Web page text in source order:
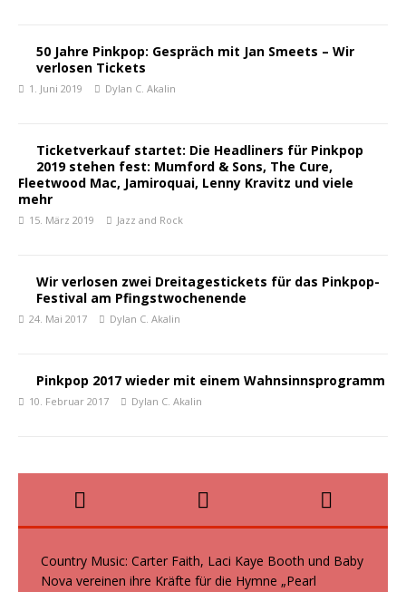
50 Jahre Pinkpop: Gespräch mit Jan Smeets – Wir
verlosen Tickets
1. Juni 2019 Dylan C. Akalin
Ticketverkauf startet: Die Headliners für Pinkpop
2019 stehen fest: Mumford & Sons, The Cure,
Fleetwood Mac, Jamiroquai, Lenny Kravitz und viele
mehr
15. März 2019 Jazz and Rock
Wir verlosen zwei Dreitagestickets für das Pinkpop-
Festival am Pfingstwochenende
24. Mai 2017 Dylan C. Akalin
Pinkpop 2017 wieder mit einem Wahnsinnsprogramm
10. Februar 2017 Dylan C. Akalin
Country Music: Carter Faith, Laci Kaye Booth und Baby
Nova vereinen ihre Kräfte für die Hymne „Pearl